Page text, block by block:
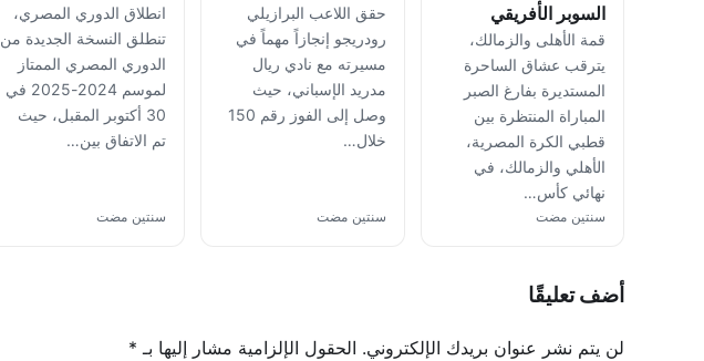
السوبر الأفريقي
قمة الأهلى والزمالك،
يترقب عشاق الساحرة
المستديرة بفارغ الصبر
المباراة المنتظرة بين
قطبي الكرة المصرية،
الأهلي والزمالك، في
نهائي كأس…
سنتين مضت
حقق اللاعب البرازيلي
رودريجو إنجازاً مهماً في
مسيرته مع نادي ريال
مدريد الإسباني، حيث
وصل إلى الفوز رقم 150
خلال…
سنتين مضت
انطلاق الدوري المصري،
تنطلق النسخة الجديدة من
الدوري المصري الممتاز
لموسم 2024-2025 في
30 أكتوبر المقبل، حيث
تم الاتفاق بين…
سنتين مضت
أضف تعليقًا
لن يتم نشر عنوان بريدك الإلكتروني. الحقول الإلزامية مشار إليها بـ *